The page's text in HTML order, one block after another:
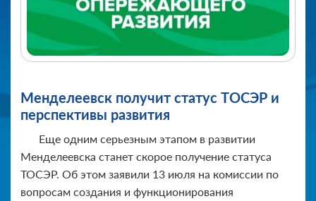
Менделеевск получит статус ТОСЭР и
перспективы развития
Еще одним серьезным этапом в развитии
Менделеевска станет скорое получение статуса
ТОСЭР. Об этом заявили 13 июля на комиссии по
вопросам создания и функционирования